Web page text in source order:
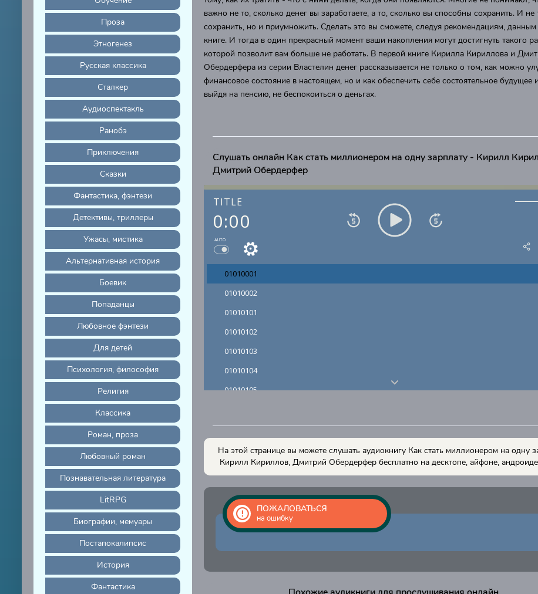
Проза
Этногенез
Русская классика
Сталкер
Аудиоспектакль
Ранобэ
Приключения
Сказки
Фантастика, фэнтези
Детективы, триллеры
Ужасы, мистика
Альтернативная история
Боевик
Попаданцы
Любовное фэнтези
Для детей
Психология, философия
Религия
Классика
Роман, проза
Любовный роман
Познавательная литература
LitRPG
Биографии, мемуары
Постапокалипсис
История
Фантастика
важно не то, сколько денег вы заработаете, а то, сколько вы способны сохранить. И не
сохранить, но и приумножить. Сделать это вы сможете, следуя рекомендациям, данным
книге. И тогда в один прекрасный момент ваши накопления могут достигнуть такого
которой позволит вам больше не работать. В первой книге Кирилла Кириллова и
Обердерфера из серии Властелин денег рассказывается не только о том, как можно
финансовое состояние в настоящем, но и как обеспечить себе состоятельное будущее
выйдя на пенсию, не беспокоиться о деньгах.
Слушать онлайн Как стать миллионером на одну зарплату - Кирилл
Дмитрий Обердерфер
TITLE
0:00
AUTO
01010001
01010002
01010101
01010102
01010103
01010104
01010105
01010107
01010108
01010109
01010110
01010111
01010112
На этой странице вы можете слушать аудиокнигу Как стать миллионером на одну
Кирилл Кириллов, Дмитрий Обердерфер бесплатно на десктопе, айфоне,
ПОЖАЛОВАТЬСЯ
на ошибку